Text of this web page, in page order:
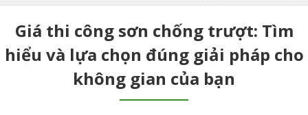
Giá thi công sơn chống trượt: Tìm
hiểu và lựa chọn đúng giải pháp cho
không gian của bạn